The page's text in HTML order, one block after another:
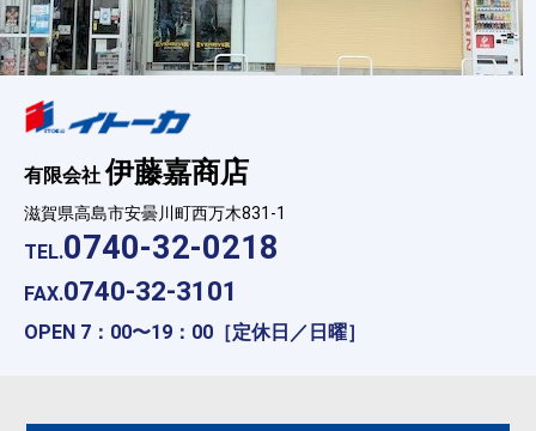
有限会社伊藤嘉商店
滋賀県高島市安曇川町西万木831-1
TEL.0740-32-0218
FAX.0740-32-3101
OPEN 7：00〜19：00［定休日／日曜］